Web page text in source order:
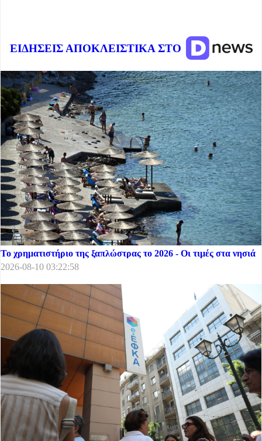
ΕΙΔΗΣΕΙΣ ΑΠΟΚΛΕΙΣΤΙΚΑ ΣΤΟ
Το χρηματιστήριο της ξαπλώστρας το 2026 - Οι τιμές στα νησιά
2026-08-10 03:22:58